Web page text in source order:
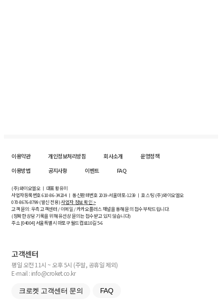
이용약관 개인정보처리방침 회사소개
운영정책
이용방법
공지사항 이벤트 FAQ
(주)와이오엘오 ㅣ 대표 황유미
사업자등록번호610-86-34204ㅣ 통신판매번호 2019-서울마포-1239 ㅣ 호스팅 (주)와이오엘오
070-8676-8799 (발신 전용)사업자 정보 확인 >
고객 문의: 우측 고객센터 / 이메일 / 카카오플러스 채널을 통해 문의 접수 부탁드립니다.
(정확한 상담 기록을 위해 유선상 문의는 접수받고 있지 않습니다)
주소 [04004] 서울특별시 마포구 월드컵로10길5-6
고객센터
평일 오전 11시 ~ 오후 5시 (주말, 공휴일 제외)
E-mail : info@croket.co.kr
크로켓 고객센터 문의 FAQ